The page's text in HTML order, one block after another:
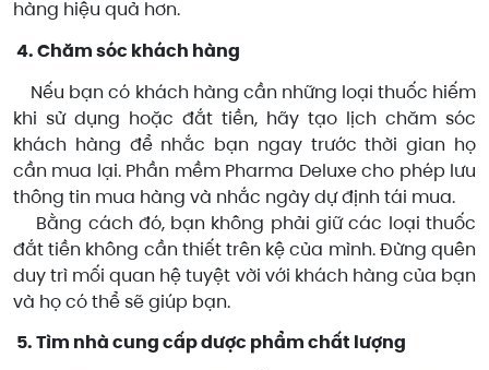
hàng hiệu quả hơn.
4. Chăm sóc khách hàng
Nếu bạn có khách hàng cần những loại thuốc hiếm
khi sử dụng hoặc đắt tiền, hãy tạo lịch chăm sóc
khách hàng để nhắc bạn ngay trước thời gian họ
cần mua lại. Phần mềm Pharma Deluxe cho phép lưu
thông tin mua hàng và nhắc ngày dự định tái mua.
Bằng cách đó, bạn không phải giữ các loại thuốc
đắt tiền không cần thiết trên kệ của mình. Đừng quên
duy trì mối quan hệ tuyệt vời với khách hàng của bạn
và họ có thể sẽ giúp bạn.
5. Tìm nhà cung cấp dược phẩm chất lượng